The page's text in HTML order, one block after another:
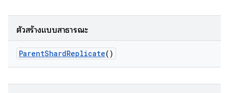
ตัวสร้างแบบสาธารณะ
ParentShardReplicate()